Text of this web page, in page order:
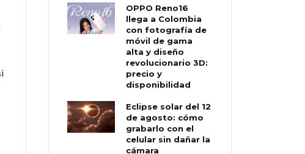
OPPO Reno16
llega a Colombia
con fotografía de
móvil de gama
alta y diseño
revolucionario 3D:
precio y
disponibilidad
Eclipse solar del 12
de agosto: cómo
grabarlo con el
celular sin dañar la
cámara